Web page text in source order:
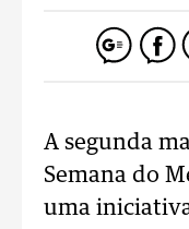
A segunda
Semana do
uma